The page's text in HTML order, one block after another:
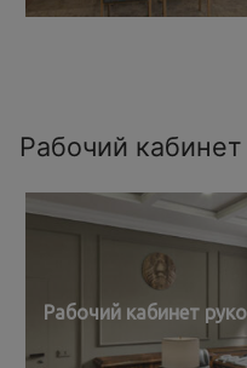
Рабочий
Рабочий кабинет